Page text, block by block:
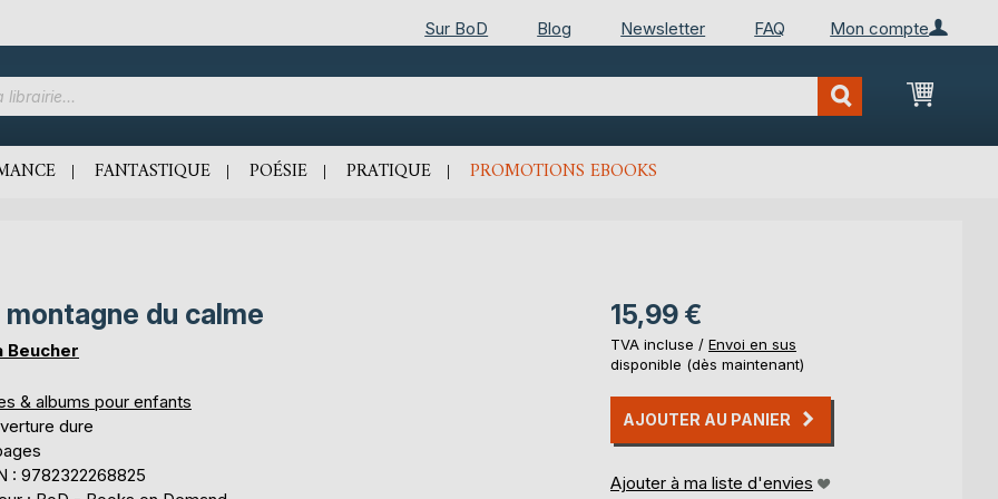
Mon compte
Sur BoD Blog Newsletter FAQ
Mon
FANTASTIQUE POÉSIE PRATIQUE PROMOTIONS EBOOKS
montagne du calme
Beucher
& albums pour enfants
dure
: 9782322268825
15,99 €
TVA incluse / Envoi en sus
disponible (dès maintenant)
AJOUTER AU PANIER
Ajouter à ma liste d'envies